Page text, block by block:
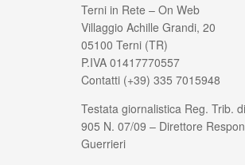
Terni in Rete – On Web
Villaggio Achille Grandi, 20
05100 Terni (TR)
P.IVA 01417770557
Contatti (+39) 335 7015948
Testata giornalistica Reg. Trib.
905 N. 07/09 – Direttore
Guerrieri